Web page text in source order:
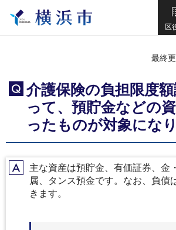
区
最終
Q
介護保険の負担限度
って、預貯金などの
ったものが対象にな
A主な資産は預貯金、有価証券、金
属、タンス預金です。なお、負債
きます。